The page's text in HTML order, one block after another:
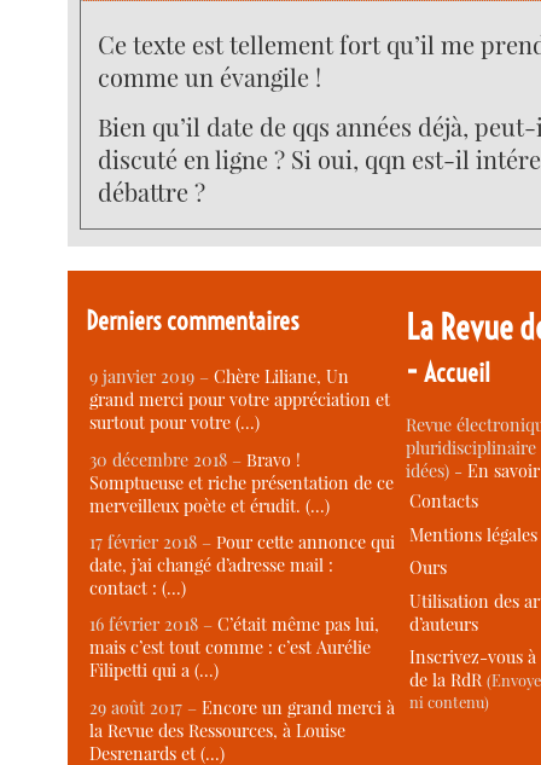
Ce texte est tellement fort qu’il me
comme un évangile !
Bien qu’il date de qqs années déjà,
discuté en ligne ? Si oui, qqn est-il
débattre ?
Derniers commentaires
9 janvier 2019 –Chère Liliane, Un
grand merci pour votre appréciation et
surtout pour votre (…)
30 décembre 2018 –Bravo !
Somptueuse et riche présentation de ce
merveilleux poète et érudit. (…)
17 février 2018 –Pour cette annonce qui
date, j’ai changé d’adresse mail :
contact : (…)
16 février 2018 –C’était même pas lui,
mais c’est tout comme : c’est Aurélie
Filipetti qui a (…)
29 août 2017 –Encore un grand merci à
la Revue des Ressources, à Louise
Desrenards et (…)
La Revue
-Accueil
Revue
idées) -En
Contacts
Mentions légales
Ours
Utilisation des
d’auteurs
Inscrivez-vous
de la RdR
ni contenu)